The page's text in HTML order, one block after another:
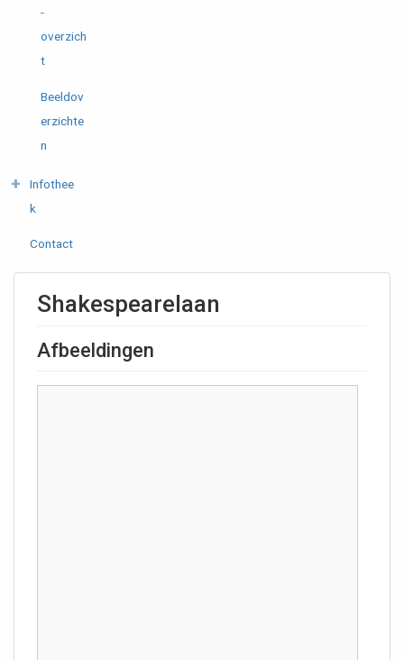
-
overzich
t
Beeldov
erzichte
n
Infothee
k
Contact
Shakespearelaan
Afbeeldingen